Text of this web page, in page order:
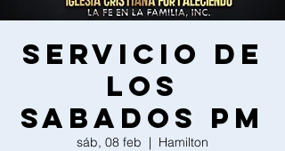
Servicio de
los
Sabados PM
sáb, 08 feb
  |
Hamilton